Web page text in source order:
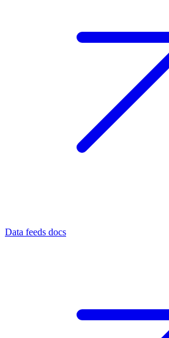
Data feeds docs